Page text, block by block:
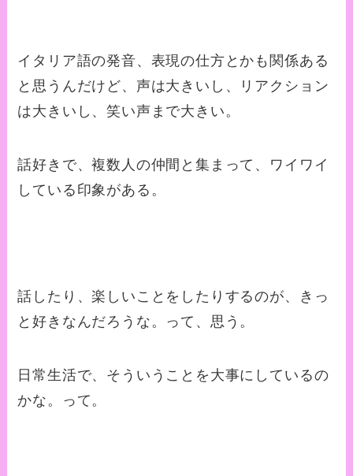
イタリア語の発音、表現の仕方とかも関係ある
と思うんだけど、声は大きいし、リアクション
は大きいし、笑い声まで大きい。
話好きで、複数人の仲間と集まって、ワイワイ
している印象がある。
話したり、楽しいことをしたりするのが、きっ
と好きなんだろうな。って、思う。
日常生活で、そういうことを大事にしているの
かな。って。